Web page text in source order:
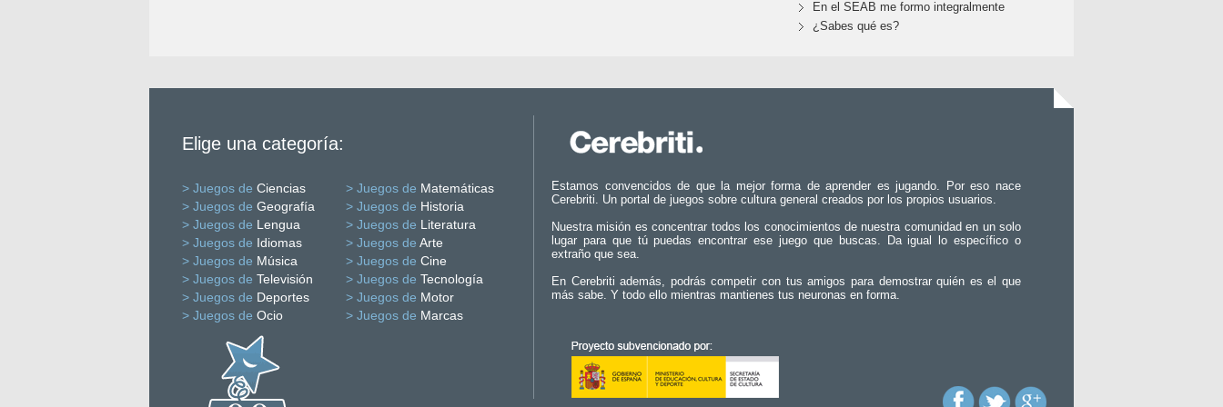
En el SEAB me formo integralmente
¿Sabes qué es?
Elige una categoría:
> Juegos de Ciencias > Juegos de Matemáticas
> Juegos de Geografía > Juegos de Historia
> Juegos de Lengua > Juegos de Literatura
> Juegos de Idiomas > Juegos de Arte
> Juegos de Música > Juegos de Cine
> Juegos de Televisión > Juegos de Tecnología
> Juegos de Deportes > Juegos de Motor
> Juegos de Ocio > Juegos de Marcas
Estamos convencidos de que la mejor forma de aprender es jugando. Por eso nace
Cerebriti. Un portal de juegos sobre cultura general creados por los propios usuarios.
Nuestra misión es concentrar todos los conocimientos de nuestra comunidad en un solo
lugar para que tú puedas encontrar ese juego que buscas. Da igual lo específico o
extraño que sea.
En Cerebriti además, podrás competir con tus amigos para demostrar quién es el que
más sabe. Y todo ello mientras mantienes tus neuronas en forma.